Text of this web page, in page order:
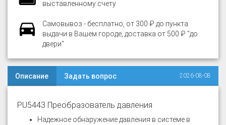
выставленному счету
Самовывоз - бесплатно, от 300 ₽ до пункта
выдачи в Вашем городе, доставка от 500 ₽ "до
двери"
Описание Задать вопрос 2026-08-08
PU5443 Преобразователь давления
Надежное обнаружение давления в системе в